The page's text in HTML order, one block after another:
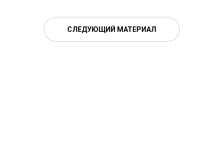
СЛЕДУЮЩИЙ МАТЕРИАЛ